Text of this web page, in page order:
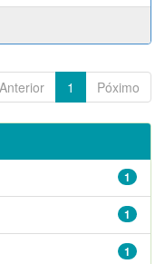
Anterior 1 Póximo
1
1
1